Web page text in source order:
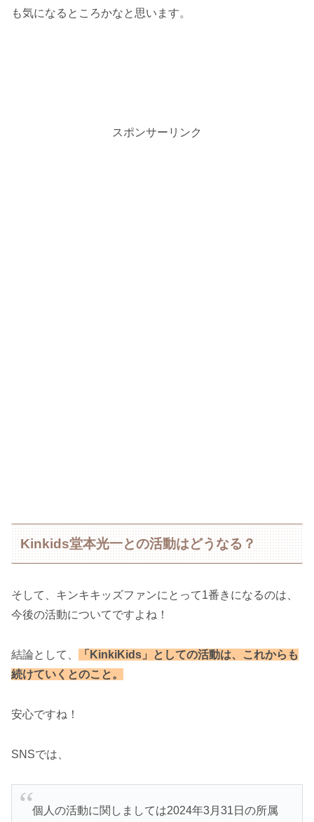
も気になるところかなと思います。
スポンサーリンク
Kinkids堂本光一との活動はどうなる？
そして、キンキキッズファンにとって1番きになるのは、
今後の活動についてですよね！
結論として、
「KinkiKids」としての活動は、これからも
続けていくとのこと。
安心ですね！
SNSでは、
個人の活動に関しましては2024年3月31日の所属